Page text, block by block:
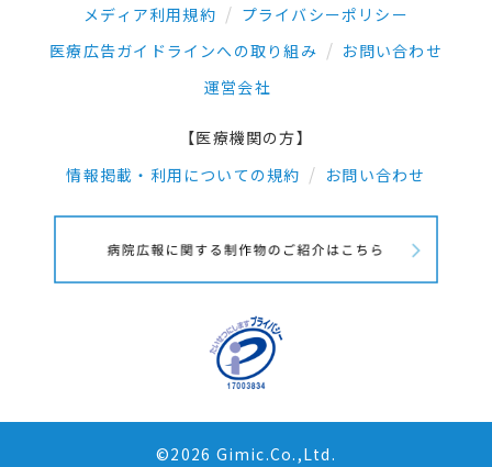
メディア利用規約
プライバシーポリシー
医療広告ガイドラインへの取り組み
お問い合わせ
運営会社
【医療機関の方】
情報掲載・利用についての規約
お問い合わせ
©2026 Gimic.Co.,Ltd.